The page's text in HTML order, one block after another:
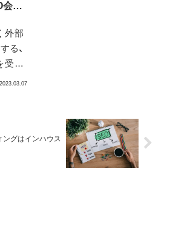
会
外部
る、
受け
こで
頼
ングはインハウス